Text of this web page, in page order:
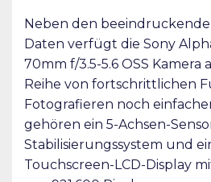
Neben den
Daten verfügt die Sony
70mm f/3.5-5.6 OSS Kamera
Reihe von fortschrittlichen
Fotografieren noch
gehören ein 5-Achsen-
Stabilisierungssystem und
Touchscreen-LCD-Display